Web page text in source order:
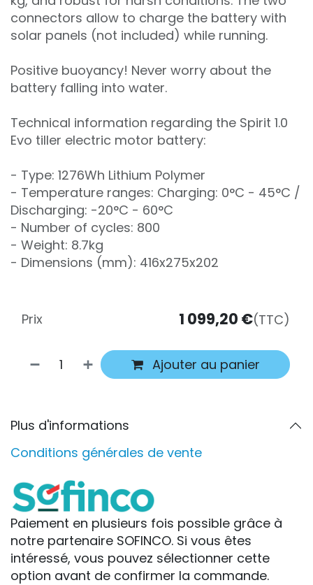
connectors allow to charge the battery with
solar panels (not included) while running.
Positive buoyancy! Never worry about the
battery falling into water.
Technical information regarding the Spirit 1.0
Evo tiller electric motor battery:
- Type: 1276Wh Lithium Polymer
- Temperature ranges: Charging: 0°C - 45°C /
Discharging: -20°C - 60°C
- Number of cycles: 800
- Weight: 8.7kg
- Dimensions (mm): 416x275x202
Ajouter au panier
Prix 1 099,20 €(TTC)
Plus d'informations
Conditions générales de vente
Paiement en plusieurs fois possible grâce à
notre partenaire SOFINCO. Si vous êtes
intéressé, vous pouvez sélectionner cette
option avant de confirmer la commande.